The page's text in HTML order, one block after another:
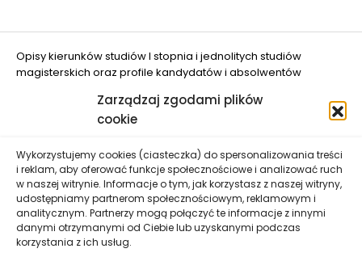
Zarządzaj zgodami plików
cookie
Wykorzystujemy cookies (ciasteczka) do spersonalizowania treści
i reklam, aby oferować funkcje społecznościowe i analizować ruch
w naszej witrynie. Informacje o tym, jak korzystasz z naszej witryny,
udostępniamy partnerom społecznościowym, reklamowym i
analitycznym. Partnerzy mogą połączyć te informacje z innymi
danymi otrzymanymi od Ciebie lub uzyskanymi podczas
korzystania z ich usług.
Opisy kierunków studiów I stopnia i jednolitych studiów
magisterskich oraz profile kandydatów i absolwentów
UWM w Olsztynie" (nr FERS.01.05-IP.08-0048/25
dofinansowanym przez Unię Europejską.
Uniwersytet Warmińsko-Mazurski w Olsztynie zastrzega
sobie prawo wprowadzenia zmian danych zawartych na